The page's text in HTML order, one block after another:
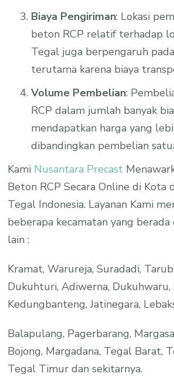
Biaya Pengiriman: Lokasi
beton RCP relatif terhadap
Tegal juga berpengaruh
terutama karena biaya
Volume Pembelian:
RCP dalam jumlah banyak
mendapatkan harga yang
dibandingkan pembelian
Kami Nusantara Precast
Beton RCP Secara Online di Kota
Tegal Indonesia. Layanan Kami
beberapa kecamatan yang
lain :
Kramat, Warureja, Suradadi,
Dukuhturi, Adiwerna, Dukuhwaru,
Kedungbanteng, Jatinegara,
Balapulang, Pagerbarang,
Bojong, Margadana, Tegal Barat,
Tegal Timur dan sekitarnya.